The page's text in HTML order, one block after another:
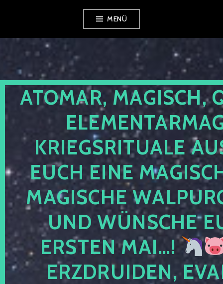
springen
MENÜ
ATOMAR, MAGISCH,
KRIEGSRITUALE
EUCH EINE
MAGISCHE
UND WÜNSCHE
ERSTEN MAI…!
ERZDRUIDEN,